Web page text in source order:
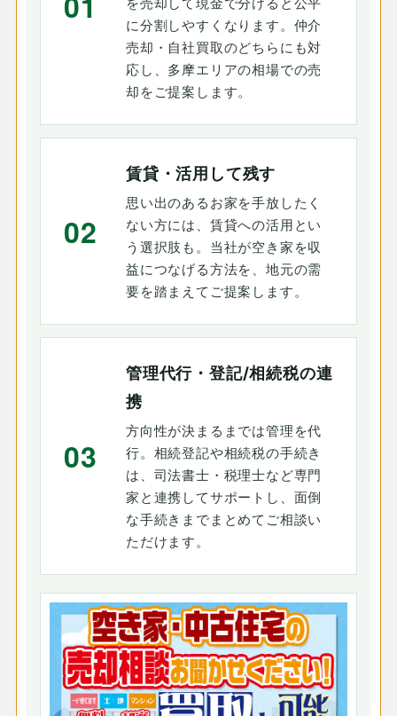
を売却して現金で分けると公平
に分割しやすくなります。仲介
売却・自社買取のどちらにも対
応し、多摩エリアの相場での売
却をご提案します。
02
賃貸・活用して残す
思い出のあるお家を手放したく
ない方には、賃貸への活用とい
う選択肢も。当社が空き家を収
益につなげる方法を、地元の需
要を踏まえてご提案します。
03
管理代行・登記/相続税の連
携
方向性が決まるまでは管理を代
行。相続登記や相続税の手続き
は、司法書士・税理士など専門
家と連携してサポートし、面倒
な手続きまでまとめてご相談い
ただけます。